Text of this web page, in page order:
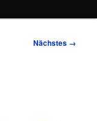
Nächstes →